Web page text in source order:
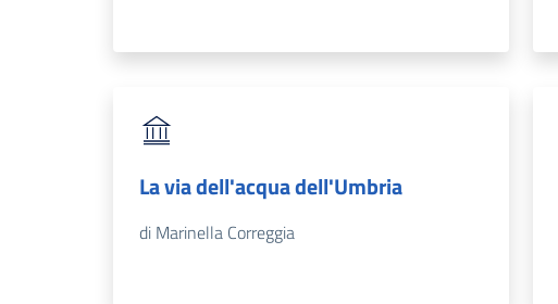
La via dell'acqua dell'Umbria
di Marinella Correggia